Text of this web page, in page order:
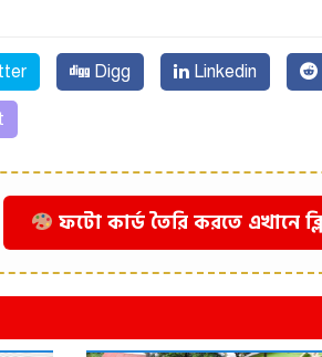
Digg Linkedin
ফটো কার্ড তৈরি করতে এখানে